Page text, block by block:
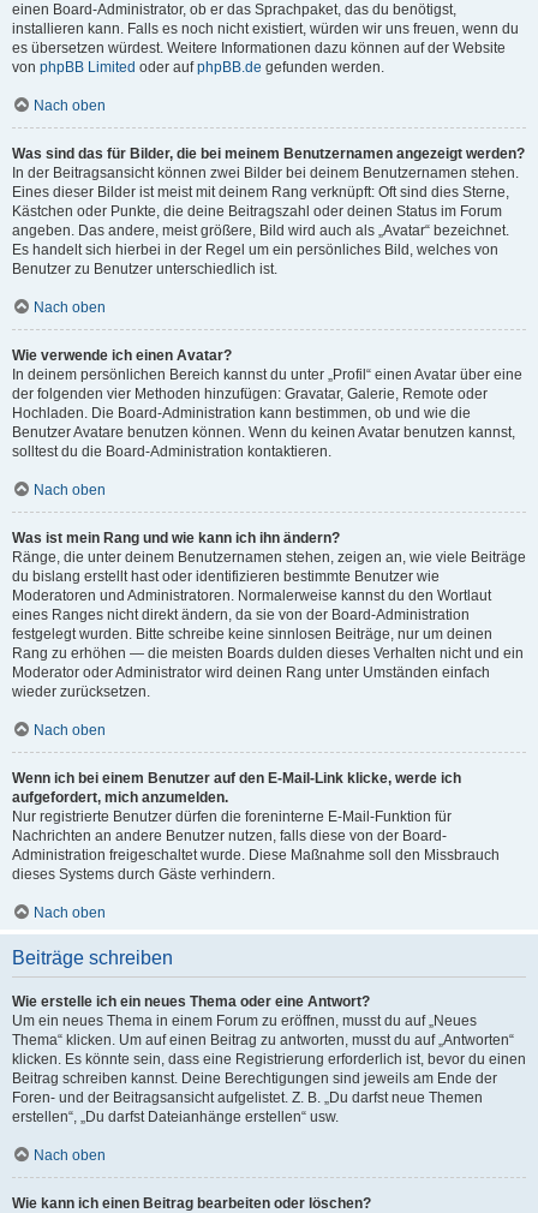
einen Board-Administrator, ob er das Sprachpaket, das du benötigst,
installieren kann. Falls es noch nicht existiert, würden wir uns freuen, wenn du
es übersetzen würdest. Weitere Informationen dazu können auf der Website
von phpBB Limited oder aufphpBB.de gefunden werden.
Nach oben
Was sind das für Bilder, die bei meinem Benutzernamen angezeigt werden?
In der Beitragsansicht können zwei Bilder bei deinem Benutzernamen stehen.
Eines dieser Bilder ist meist mit deinem Rang verknüpft: Oft sind dies Sterne,
Kästchen oder Punkte, die deine Beitragszahl oder deinen Status im Forum
angeben. Das andere, meist größere, Bild wird auch als „Avatar“ bezeichnet.
Es handelt sich hierbei in der Regel um ein persönliches Bild, welches von
Benutzer zu Benutzer unterschiedlich ist.
Nach oben
Wie verwende ich einen Avatar?
In deinem persönlichen Bereich kannst du unter „Profil“ einen Avatar über eine
der folgenden vier Methoden hinzufügen: Gravatar, Galerie, Remote oder
Hochladen. Die Board-Administration kann bestimmen, ob und wie die
Benutzer Avatare benutzen können. Wenn du keinen Avatar benutzen kannst,
solltest du die Board-Administration kontaktieren.
Nach oben
Was ist mein Rang und wie kann ich ihn ändern?
Ränge, die unter deinem Benutzernamen stehen, zeigen an, wie viele Beiträge
du bislang erstellt hast oder identifizieren bestimmte Benutzer wie
Moderatoren und Administratoren. Normalerweise kannst du den Wortlaut
eines Ranges nicht direkt ändern, da sie von der Board-Administration
festgelegt wurden. Bitte schreibe keine sinnlosen Beiträge, nur um deinen
Rang zu erhöhen — die meisten Boards dulden dieses Verhalten nicht und ein
Moderator oder Administrator wird deinen Rang unter Umständen einfach
wieder zurücksetzen.
Nach oben
Wenn ich bei einem Benutzer auf den E-Mail-Link klicke, werde ich
aufgefordert, mich anzumelden.
Nur registrierte Benutzer dürfen die foreninterne E-Mail-Funktion für
Nachrichten an andere Benutzer nutzen, falls diese von der Board-
Administration freigeschaltet wurde. Diese Maßnahme soll den Missbrauch
dieses Systems durch Gäste verhindern.
Nach oben
Beiträge schreiben
Wie erstelle ich ein neues Thema oder eine Antwort?
Um ein neues Thema in einem Forum zu eröffnen, musst du auf „Neues
Thema“ klicken. Um auf einen Beitrag zu antworten, musst du auf „Antworten“
klicken. Es könnte sein, dass eine Registrierung erforderlich ist, bevor du einen
Beitrag schreiben kannst. Deine Berechtigungen sind jeweils am Ende der
Foren- und der Beitragsansicht aufgelistet. Z. B. „Du darfst neue Themen
erstellen“, „Du darfst Dateianhänge erstellen“ usw.
Nach oben
Wie kann ich einen Beitrag bearbeiten oder löschen?